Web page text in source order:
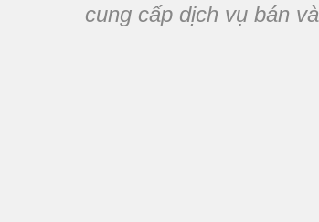
cung cấp dịch vụ bán